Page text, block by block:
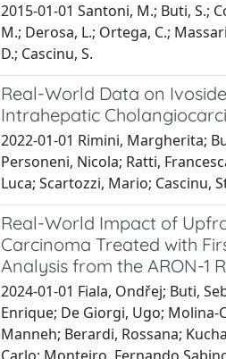
2015-01-01 Santoni, M.; Buti, S.;
M.; Derosa, L.; Ortega, C.;
D.; Cascinu, S.
Real-World Data on
Intrahepatic
2022-01-01 Rimini, Margherita;
Personeni, Nicola; Ratti,
Luca; Scartozzi, Mario; Cascinu,
Real-World Impact of
Carcinoma Treated with
Analysis from the ARON-1
2024-01-01 Fiala, Ondřej; Buti,
Enrique; De Giorgi, Ugo; Molina-
Manneh; Berardi, Rossana;